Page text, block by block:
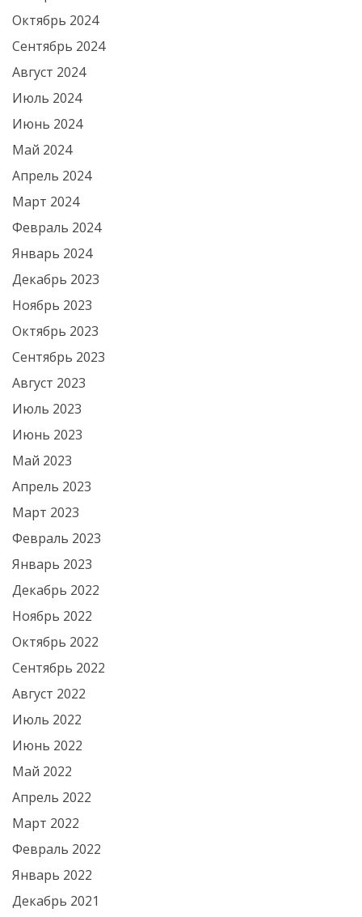
Октябрь 2024
Сентябрь 2024
Август 2024
Июль 2024
Июнь 2024
Май 2024
Апрель 2024
Март 2024
Февраль 2024
Январь 2024
Декабрь 2023
Ноябрь 2023
Октябрь 2023
Сентябрь 2023
Август 2023
Июль 2023
Июнь 2023
Май 2023
Апрель 2023
Март 2023
Февраль 2023
Январь 2023
Декабрь 2022
Ноябрь 2022
Октябрь 2022
Сентябрь 2022
Август 2022
Июль 2022
Июнь 2022
Май 2022
Апрель 2022
Март 2022
Февраль 2022
Январь 2022
Декабрь 2021